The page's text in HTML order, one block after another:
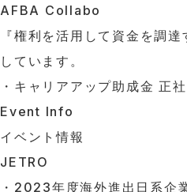
AFBA Collabo
『権利を活用して資金を調
しています。
・キャリアアップ助成金 正
Event Info
イベント情報
JETRO
・2023年度海外進出日系企